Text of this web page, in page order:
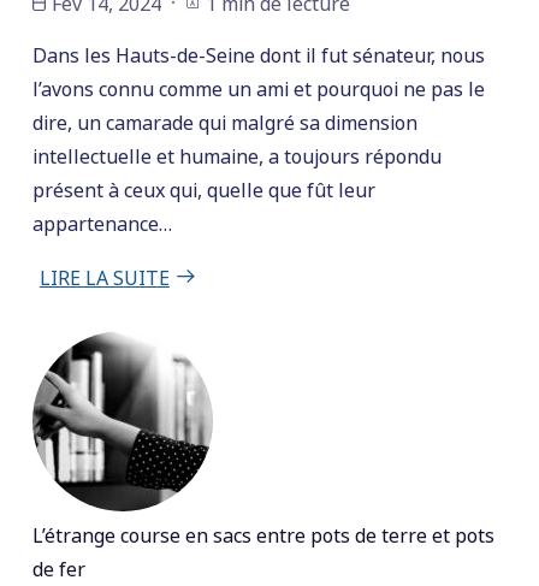
Dans les Hauts-de-Seine dont il fut sénateur, nous
l’avons connu comme un ami et pourquoi ne pas le
dire, un camarade qui malgré sa dimension
intellectuelle et humaine, a toujours répondu
présent à ceux qui, quelle que fût leur
appartenance…
LIRE LA SUITE
L’étrange course en sacs entre pots de terre et pots
de fer